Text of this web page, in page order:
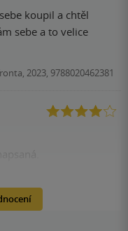
koupil a chtěl
sebe a to velice
2023, 9788020462381